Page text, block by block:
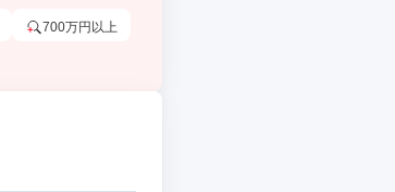
700万円以上